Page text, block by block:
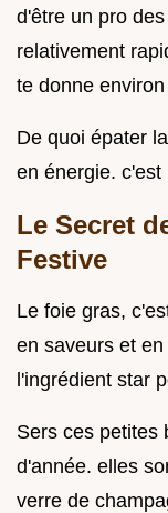
d'être un pro
relativement
te donne
De quoi épater
en énergie.
Le Secret
Festive
Le foie gras,
en saveurs et
l'ingrédient star
Sers ces petites
d'année. elles
verre de